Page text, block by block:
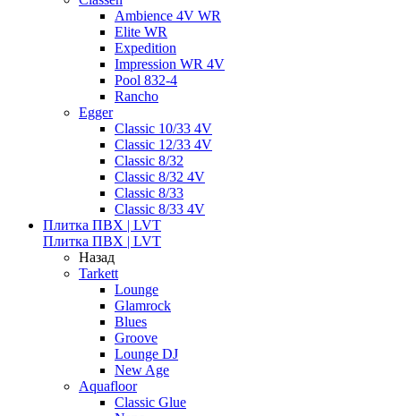
Ambience 4V WR
Elite WR
Expedition
Impression WR 4V
Pool 832-4
Rancho
Egger
Classic 10/33 4V
Classic 12/33 4V
Classic 8/32
Classic 8/32 4V
Classic 8/33
Classic 8/33 4V
Плитка ПВХ | LVT
Плитка ПВХ | LVT
Назад
Tarkett
Lounge
Glamrock
Blues
Groove
Lounge DJ
New Age
Aquafloor
Classic Glue